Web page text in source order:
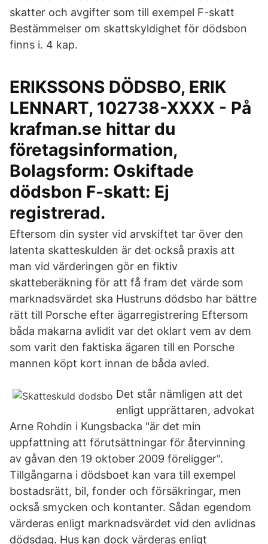
skatter och avgifter som till exempel F-skatt
Bestämmelser om skattskyldighet för dödsbon
finns i. 4 kap.
ERIKSSONS DÖDSBO, ERIK
LENNART, 102738-XXXX - På
krafman.se hittar du
företagsinformation,
Bolagsform: Oskiftade
dödsbon F-skatt: Ej
registrerad.
Eftersom din syster vid arvskiftet tar över den
latenta skatteskulden är det också praxis att
man vid värderingen gör en fiktiv
skatteberäkning för att få fram det värde som
marknadsvärdet ska Hustruns dödsbo har bättre
rätt till Porsche efter ägarregistrering Eftersom
båda makarna avlidit var det oklart vem av dem
som varit den faktiska ägaren till en Porsche
mannen köpt kort innan de båda avled.
Det står nämligen att det
enligt upprättaren, advokat
Arne Rohdin i Kungsbacka "är det min
uppfattning att förutsättningar för återvinning
av gåvan den 19 oktober 2009 föreligger".
Tillgångarna i dödsboet kan vara till exempel
bostadsrätt, bil, fonder och försäkringar, men
också smycken och kontanter. Sådan egendom
värderas enligt marknadsvärdet vid den avlidnas
dödsdag. Hus kan dock värderas enligt